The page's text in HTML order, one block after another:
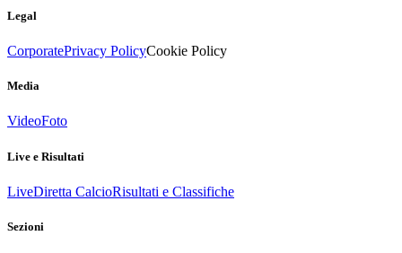
Legal
CorporatePrivacy PolicyCookie Policy
Media
VideoFoto
Live e Risultati
LiveDiretta CalcioRisultati e Classifiche
Sezioni